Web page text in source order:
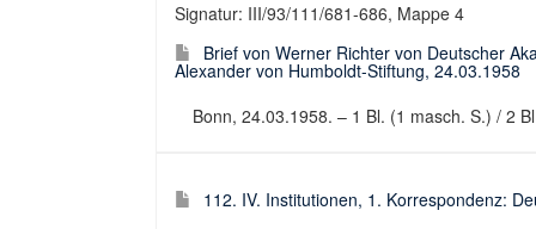
Signatur: III/93/111/681-686, Mappe 4
Brief von Werner Richter von Deutscher
Alexander von Humboldt-Stiftung, 24.03.1958
Bonn, 24.03.1958. – 1 Bl. (1 masch. S.) / 2
112. IV. Institutionen, 1. Korrespondenz: